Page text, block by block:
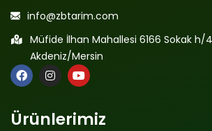
info@zbtarim.com
Müfide İlhan Mahallesi 6166 Sokak h/
Akdeniz/Mersin
Ürünlerimiz